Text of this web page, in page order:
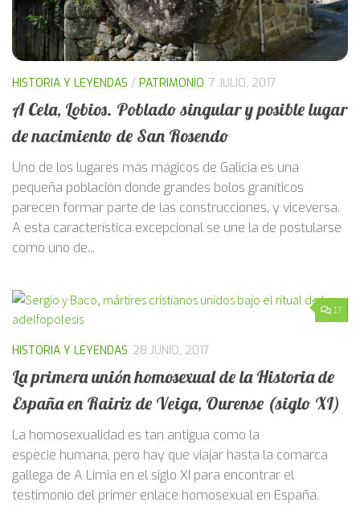
HISTORIA Y LEYENDAS / PATRIMONIO 7 JULIO, 2017
A Cela, Lobios. Poblado singular y posible lugar
de nacimiento de San Rosendo
Uno de los lugares más mágicos de Galicia es una
pequeña población donde grandes bolos graníticos
parecen formar parte de las construcciones, y viceversa.
A esta característica excepcional se une la de postularse
como uno de...
17
HISTORIA Y LEYENDAS 28 JUNIO, 2017
La primera unión homosexual de la Historia de
España en Rairiz de Veiga, Ourense (siglo XI)
La homosexualidad es tan antigua como la
especie humana, pero hay que viajar hasta la comarca
gallega de A Limia en el siglo XI para encontrar el
testimonio del primer enlace homosexual en España.